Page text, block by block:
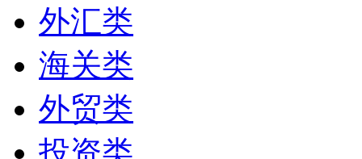
外汇类
海关类
外贸类
投资类